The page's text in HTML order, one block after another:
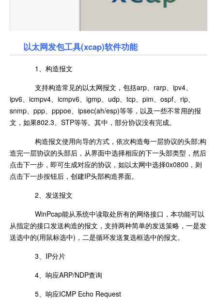
以太网发包工具(xcap)软件功能
1、构造报文
支持构造常见的以太网报文，包括arp、rarp、ipv4、
ipv6、icmpv4、icmpv6、igmp、udp、tcp、pim、ospf、rip、
snmp、ppp、pppoe、ipsec(ah/esp)等等，以及一些不常用的报
文，如果802.3、STP等等。其中，部分协议没有完成。
构造报文使用向导的方式，依次构造每一层协议的头部;构
造完一层协议的头部后，从界面中选择相应的下一头部类型，然后
点击下一步，即可生成对应的协议，如以太网中选择0x0800，则
点击下一步按钮后，创建IP头部构造界面。
2、发送报文
WinPcap能从系统中读取处所有的网络接口，本功能可以
从指定的接口发送构造的报文，支持两种简单的发送策略，一是发
送选中的(用鼠标选中)，二是循环发送复选框选中的报文。
3、IP分片
4、响应ARP/NDP查询
5、响应ICMP Echo Request